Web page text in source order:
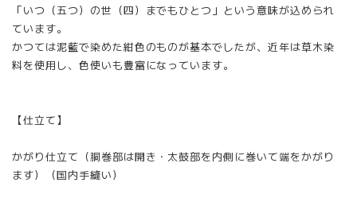
「いつ（五つ）の世（四）までもひとつ」という意味が込められ
ています。
かつては泥藍で染めた紺色のものが基本でしたが、近年は草木染
料を使用し、色使いも豊富になっています。
【仕立て】
かがり仕立て（胴巻部は開き・太鼓部を内側に巻いて端をかがり
ます）（国内手縫い）